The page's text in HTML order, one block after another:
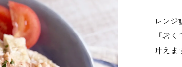
レンジ
『暑
叶えま